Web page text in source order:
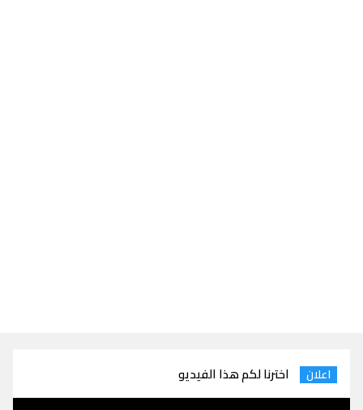
اعلان اخترنا لكم هذا الفيديو